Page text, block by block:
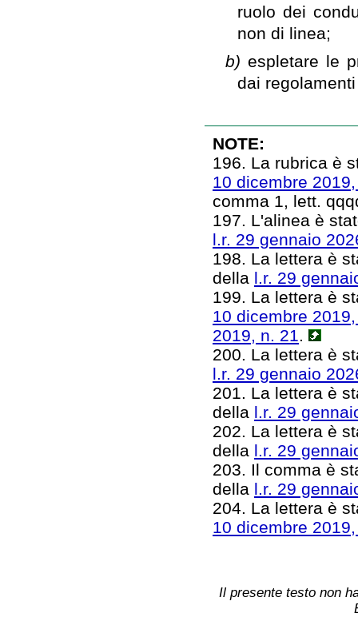
ruolo dei
non di linea;
b) espletare le
dai
NOTE:
196. La rubrica è
10 dicembre
comma 1, lett.
197. L'alinea è
l.r. 29 gennaio
198. La lettera è
della l.r. 29
199. La lettera è
10 dicembre
2019, n. 21.
200. La lettera è
l.r. 29 gennaio
201. La lettera è
della l.r. 29
202. La lettera è
della l.r. 29
203. Il comma è
della l.r. 29
204. La lettera è
10 dicembre
Il presente testo non